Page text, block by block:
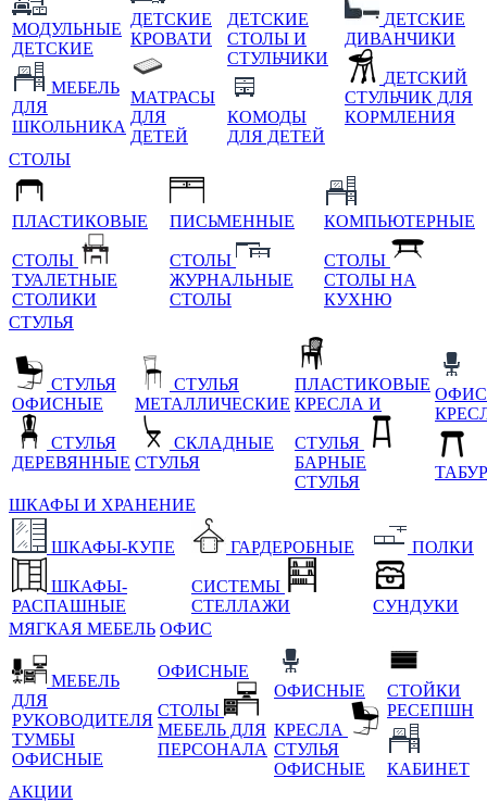
МОДУЛЬНЫЕ
ДЕТСКИЕ
МЕБЕЛЬ
ДЛЯ
ШКОЛЬНИКА
ДЕТСКИЕ
КРОВАТИ
МАТРАСЫ
ДЛЯ
ДЕТЕЙ
ДЕТСКИЕ
СТОЛЫ И
СТУЛЬЧИКИ
КОМОДЫ
ДЛЯ ДЕТЕЙ
ДЕТСКИЕ
ДИВАНЧИКИ
ДЕТСКИЙ
СТУЛЬЧИК ДЛЯ
КОРМЛЕНИЯ
СТОЛЫ
ПЛАСТИКОВЫЕ
СТОЛЫ
ТУАЛЕТНЫЕ
СТОЛИКИ
ПИСЬМЕННЫЕ
СТОЛЫ
ЖУРНАЛЬНЫЕ
СТОЛЫ
КОМПЬЮТЕРНЫЕ
СТОЛЫ
СТОЛЫ НА
КУХНЮ
СТУЛЬЯ
СТУЛЬЯ
ОФИСНЫЕ
СТУЛЬЯ
ДЕРЕВЯННЫЕ
СТУЛЬЯ
МЕТАЛЛИЧЕСКИЕ
СКЛАДНЫЕ
СТУЛЬЯ
ПЛАСТИКОВЫЕ
КРЕСЛА И
СТУЛЬЯ
БАРНЫЕ
СТУЛЬЯ
ШКАФЫ И ХРАНЕНИЕ
ШКАФЫ-КУПЕ
ШКАФЫ-
РАСПАШНЫЕ
ГАРДЕРОБНЫЕ
СИСТЕМЫ
СТЕЛЛАЖИ
ПОЛКИ
СУНДУКИ
МЯГКАЯ МЕБЕЛЬ ОФИС
МЕБЕЛЬ
ДЛЯ
РУКОВОДИТЕЛЯ
ТУМБЫ
ОФИСНЫЕ
ОФИСНЫЕ
СТОЛЫ
МЕБЕЛЬ ДЛЯ
ПЕРСОНАЛА
ОФИСНЫЕ
КРЕСЛА
СТУЛЬЯ
ОФИСНЫЕ
СТОЙКИ
РЕСЕПШН
КАБИНЕТ
АКЦИИ